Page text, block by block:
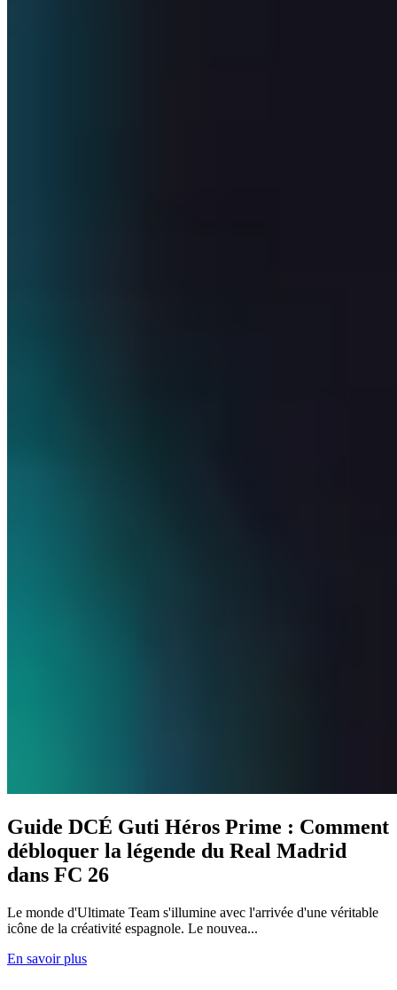
Guide DCÉ Guti Héros Prime : Comment
débloquer la légende du Real Madrid
dans FC 26
Le monde d'Ultimate Team s'illumine avec l'arrivée d'une véritable
icône de la créativité espagnole. Le nouvea...
En savoir plus